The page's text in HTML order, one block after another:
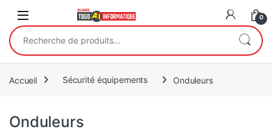
Open 0
Recherche pour :
Accueil Sécurité équipements Onduleurs
Onduleurs